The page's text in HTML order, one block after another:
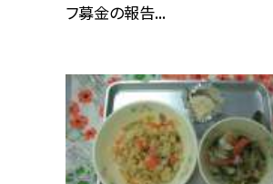
フ募金の報告...